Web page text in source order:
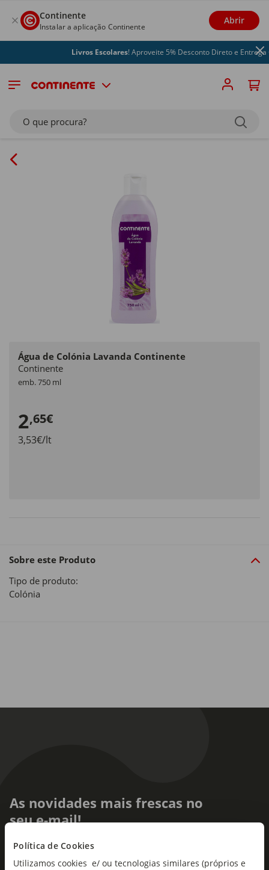
Política de Cookies
Utilizamos cookies e/ ou tecnologias similares (próprios e
Continente
Instalar a aplicação Continente
Abrir
Livros Escolares! Aproveite 5% Desconto Direto e Entrega
O que procura?
Água de Colónia Lavanda Continente
Continente
emb. 750 ml
2,65€
3,53€/lt
Sobre este Produto
Tipo de produto:
Colónia
As novidades mais frescas no
seu e-mail!
Subscreva e descubra campanhas exclusivas,
ofertas e novidades para si.